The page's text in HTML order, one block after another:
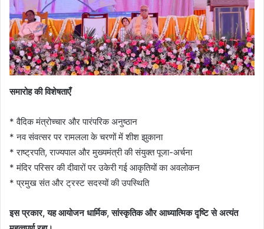
समारोह की विशेषताएँ
* वैदिक मंत्रोच्चार और पारंपरिक अनुष्ठान
* नव संवत्सर पर रामलला के चरणों में शीश झुकाना
* राष्ट्रपति, राज्यपाल और मुख्यमंत्री की संयुक्त पूजा-अर्चना
* मंदिर परिसर की दीवारों पर उकेरी गई आकृतियों का अवलोकन
* प्रमुख संत और ट्रस्ट सदस्यों की उपस्थिति
इस प्रकार, यह आयोजन धार्मिक, सांस्कृतिक और आध्यात्मिक दृष्टि से अत्यंत